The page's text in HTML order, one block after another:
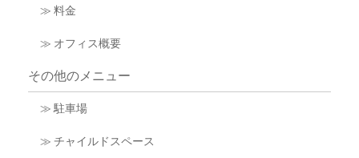
≫ 料金
≫ オフィス概要
その他のメニュー
≫ 駐車場
≫ チャイルドスペース